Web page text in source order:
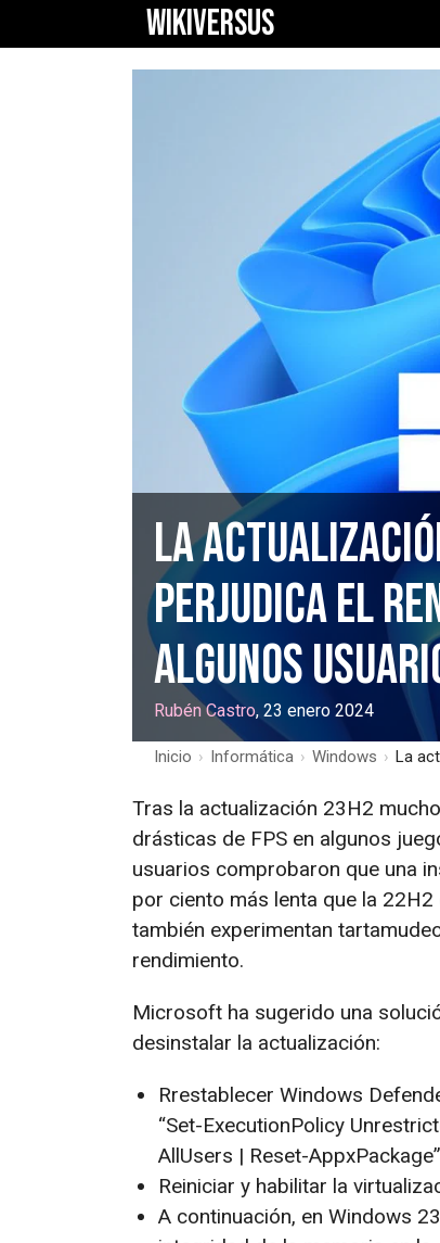
WIKIVERSUS
La
perjudica el
algunos
Rubén Castro, 23 enero 2024
Inicio › Informática › Windows › La
Tras la actualización 23H2
drásticas de FPS en algunos
usuarios comprobaron que una
por ciento más lenta que la
también experimentan
rendimiento.
Microsoft ha sugerido una
desinstalar la actualización:
Rrestablecer Windows
“Set-ExecutionPolicy
AllUsers | Reset-
Reiniciar y habilitar la
A continuación, en Windows